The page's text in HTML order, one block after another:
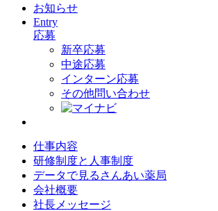
お知らせ
Entry
応募
新卒応募
中途応募
インターン応募
その他問い合わせ
仕事内容
研修制度と人事制度
データで見るさんあい薬局
会社概要
社長メッセージ